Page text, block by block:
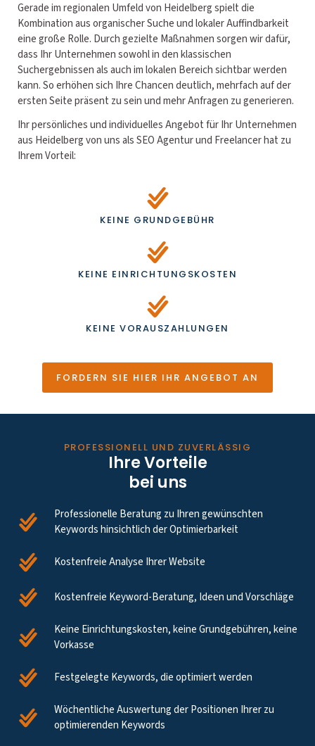
Gerade im regionalen Umfeld von Heidelberg spielt die
Kombination aus organischer Suche und lokaler Auffindbarkeit
eine große Rolle. Durch gezielte Maßnahmen sorgen wir dafür,
dass Ihr Unternehmen sowohl in den klassischen
Suchergebnissen als auch im lokalen Bereich sichtbar werden
kann. So erhöhen sich Ihre Chancen deutlich, mehrfach auf der
ersten Seite präsent zu sein und mehr Anfragen zu generieren.
Ihr persönliches und individuelles Angebot für Ihr Unternehmen
aus Heidelberg von uns als SEO Agentur und Freelancer hat zu
Ihrem Vorteil:
KEINE GRUNDGEBÜHR
KEINE EINRICHTUNGSKOSTEN
KEINE VORAUSZAHLUNGEN
FORDERN SIE HIER IHR ANGEBOT AN
PROFESSIONELL UND ZUVERLÄSSIG
Ihre Vorteile
bei uns
Professionelle Beratung zu Ihren gewünschten
Keywords hinsichtlich der Optimierbarkeit
Kostenfreie Analyse Ihrer Website
Kostenfreie Keyword-Beratung, Ideen und Vorschläge
Keine Einrichtungskosten, keine Grundgebühren, keine
Vorkasse
Festgelegte Keywords, die optimiert werden
Wöchentliche Auswertung der Positionen Ihrer zu
optimierenden Keywords